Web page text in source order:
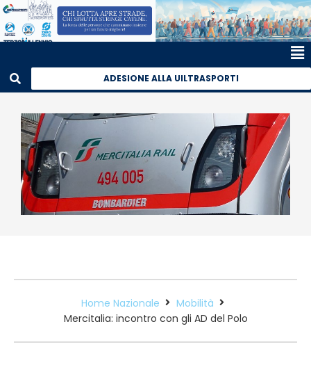
ADESIONE ALLA UILTRASPORTI
Home Nazionale
Mobilità
Mercitalia: incontro con gli AD del Polo